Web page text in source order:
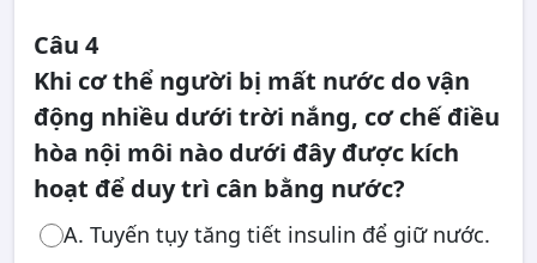
Câu 4
Khi cơ thể người bị mất nước do vận
động nhiều dưới trời nắng, cơ chế điều
hòa nội môi nào dưới đây được kích
hoạt để duy trì cân bằng nước?
A. Tuyến tụy tăng tiết insulin để giữ nước.